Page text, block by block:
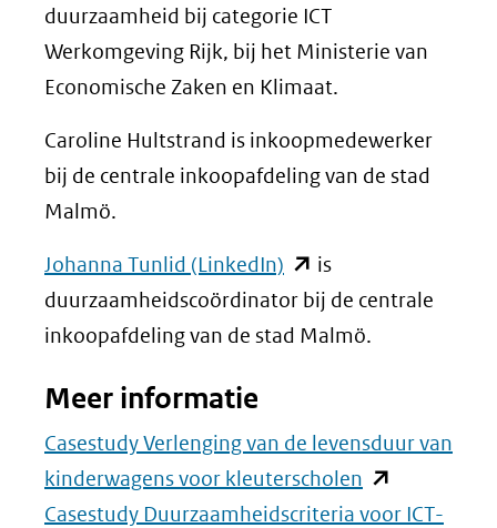
in
nieuw
venster)
naar
een
website)
duurzaamheid bij categorie ICT
Werkomgeving Rijk, bij het Ministerie van
Economische Zaken en Klimaat.
Caroline Hultstrand is inkoopmedewerker
bij de centrale inkoopafdeling van de stad
Malmö.
Johanna Tunlid (LinkedIn) (opent
in
nieuw
naar
een
andere
is
duurzaamheidscoördinator bij de centrale
inkoopafdeling van de stad Malmö.
Meer informatie
Casestudy Verlenging van de levensduur van
kinderwagens voor kleuterscholen (opent
in
Casestudy Duurzaamheidscriteria voor ICT-